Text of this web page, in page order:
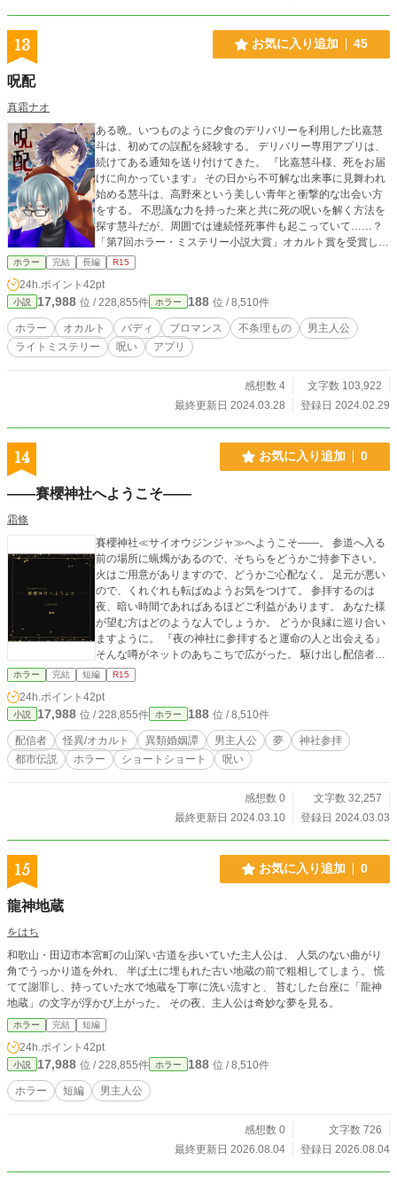
13 お気に入り追加 45
呪配
真霜ナオ
ある晩。いつものように夕食のデリバリーを利用した比嘉慧
斗は、初めての誤配を経験する。 デリバリー専用アプリは、
続けてある通知を送り付けてきた。 『比嘉慧斗様、死をお届
けに向かっています』 その日から不可解な出来事に見舞われ
始める慧斗は、高野來という美しい青年と衝撃的な出会い方
をする。 不思議な力を持った來と共に死の呪いを解く方法を
探す慧斗だが、周囲では連続怪死事件も起こっていて……？
「第7回ホラー・ミステリー小説大賞」オカルト賞を受賞しま
した！
ホラー 完結 長編 R15
24h.ポイント 42pt
小説 17,988 位 / 228,855件 ホラー 188 位 / 8,510件
ホラー オカルト バディ ブロマンス 不条理もの
男主人公
ライトミステリー
呪い アプリ
感想数 4
文字数 103,922
最終更新日 2024.03.28
登録日 2024.02.29
14 お気に入り追加 0
――賽櫻神社へようこそ――
霜條
賽櫻神社≪サイオウジンジャ≫へようこそ――。 参道へ入る
前の場所に蝋燭があるので、そちらをどうかご持参下さい。
火はご用意がありますので、どうかご心配なく。 足元が悪い
ので、くれぐれも転ばぬようお気をつけて。 参拝するのは
夜、暗い時間であればあるほどご利益があります。 あなた様
が望む方はどのような人でしょうか。 どうか良縁に巡り合い
ますように。 『夜の神社に参拝すると運命の人と出会える』
そんな噂がネットのあちこちで広がった。 駆け出し配信者の
タモツの提案で、イツキとケイジはその賽櫻神社へと車を出
して行ってみる。 暗いだけでボロボロの神社にご利益なんて
あるのだろうか。 半信半疑でいたが、その神社を後にすれば
ケイジはある女性が何度も夢に現れることになる。 あの人は
一体誰なのだろうか――。 ©霜條 Don't Repost,Don't AI Traini
ng,Don't use my work 禁止:転載・二次利用・AI学習
ホラー 完結 短編 R15
24h.ポイント 42pt
小説 17,988 位 / 228,855件 ホラー 188 位 / 8,510件
配信者 怪異/オカルト 異類婚姻譚 男主人公 夢
神社参拝
都市伝説
ホラー ショートショート 呪い
感想数 0
文字数 32,257
最終更新日 2024.03.10
登録日 2024.03.03
15 お気に入り追加 0
龍神地蔵
をはち
和歌山・田辺市本宮町の山深い古道を歩いていた主人公は、 人気のない曲がり
角でうっかり道を外れ、 半ば土に埋もれた古い地蔵の前で粗相してしまう。 慌
てて謝罪し、持っていた水で地蔵を丁寧に洗い流すと、 苔むした台座に「龍神
地蔵」の文字が浮かび上がった。 その夜、主人公は奇妙な夢を見る。
ホラー 完結 短編
24h.ポイント 42pt
小説 17,988 位 / 228,855件 ホラー 188 位 / 8,510件
ホラー 短編 男主人公
感想数 0
文字数 726
最終更新日 2026.08.04
登録日 2026.08.04